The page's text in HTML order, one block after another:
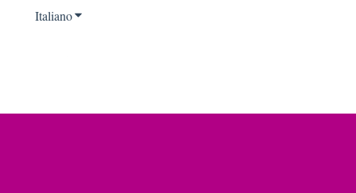
ItalianoMostra sottomenu per le traduzioni